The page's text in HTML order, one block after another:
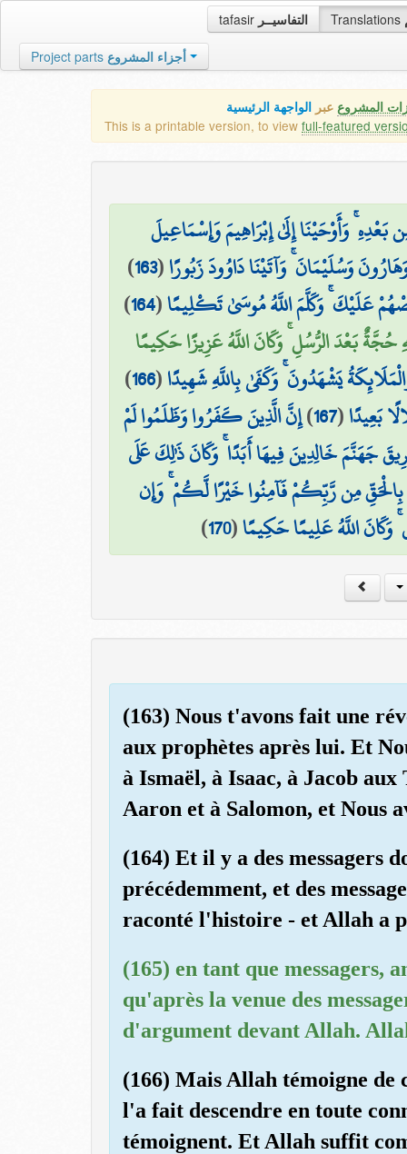
tafasir التفاسيــر Translations
Project parts أجزاء المشروع
المشروع عبر الواجهة الرئيسية
This is a printable version, to view full-featured
بَعْدِهِ ۚ وَأَوْحَيْنَا إِلَىٰ إِبْرَاهِيمَ وَإِسْمَاعِيلَ
وَسُلَيْمَانَ ۚ وَآتَيْنَا دَاوُودَ زَبُورًا(
163
)
عَلَيْكَ ۚ وَكَلَّمَ اللَّهُ مُوسَىٰ تَكْلِيمًا(
164
)
بَعْدَ الرُّسُلِ ۚ وَكَانَ اللَّهُ عَزِيزًا حَكِيمًا
يَشْهَدُونَ ۚ وَكَفَىٰ بِاللَّهِ شَهِيدًا(
166
)
بَعِيدًا(
167
)إِنَّ الَّذِينَ كَفَرُوا وَظَلَمُوا لَمْ
جَهَنَّمَ خَالِدِينَ فِيهَا أَبَدًا ۚ وَكَانَ ذَٰلِكَ عَلَى
مِن رَّبِّكُمْ فَآمِنُوا خَيْرًا لَّكُمْ ۚ وَإِن
اللَّهُ عَلِيمًا حَكِيمًا(
170
)
(163) Nous t'avons fait une
aux prophètes après lui. Et
à Ismaël, à Isaac, à Jacob aux
Aaron et à Salomon, et Nous
(164) Et il y a des messagers
précédemment, et des
raconté l'histoire - et Allah a
(165) en tant que messagers,
qu'après la venue des
d'argument devant Allah.
(166) Mais Allah témoigne
l'a fait descendre en toute
témoignent. Et Allah suffit